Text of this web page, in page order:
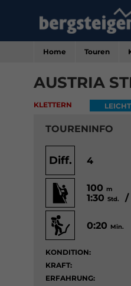
Home Touren
AUSTRIA
KLETTERN LEICHT
TOURENINFO
Diff. 4
100m
1:30Std. /
0:20 Min.
KONDITION:
KRAFT:
ERFAHRUNG: